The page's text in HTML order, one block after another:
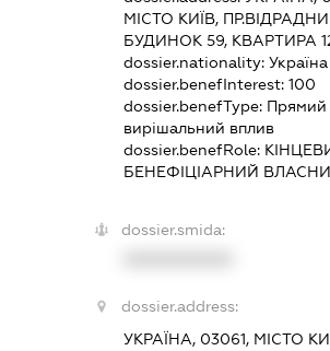
МІСТО КИЇВ,
БУДИНОК 59, КВАРТИРА
dossier.nationality:Україна
dossier.benefInterest:100
dossier.benefType: Прямий
вирішальний вплив
dossier.benefRole:
БЕНЕФІЦІАРНИЙ
dossier.smida:
dossier.address:
УКРАЇНА, 03061, МІСТО